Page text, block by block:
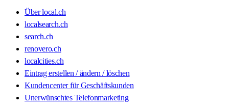
Über local.ch
localsearch.ch
search.ch
renovero.ch
localcities.ch
Eintrag erstellen / ändern / löschen
Kundencenter für Geschäftskunden
Unerwünschtes Telefonmarketing